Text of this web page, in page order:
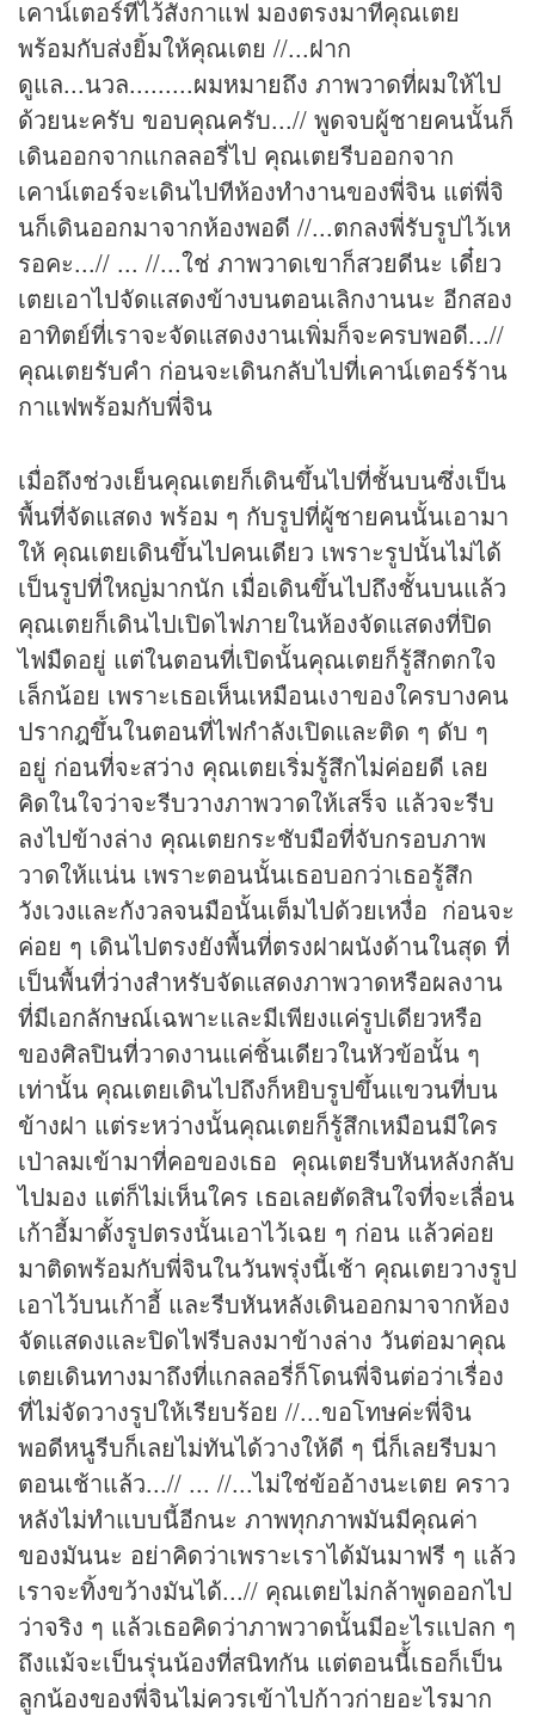
เคาน์เตอร์ที่ไว้สั่งกาแฟ มองตรงมาที่คุณเตย
พร้อมกับส่งยิ้มให้คุณเตย //...ฝาก
ดูแล...นวล.........ผมหมายถึง ภาพวาดที่ผมให้ไป
ด้วยนะครับ ขอบคุณครับ...// พูดจบผู้ชายคนนั้นก็
เดินออกจากแกลลอรี่ไป คุณเตยรีบออกจาก
เคาน์เตอร์จะเดินไปทีห้องทำงานของพี่จิน แต่พี่จิ
นก็เดินออกมาจากห้องพอดี //...ตกลงพี่รับรูปไว้เห
รอคะ...// ... //...ใช่ ภาพวาดเขาก็สวยดีนะ เดี๋ยว
เตยเอาไปจัดแสดงข้างบนตอนเลิกงานนะ อีกสอง
อาทิตย์ที่เราจะจัดแสดงงานเพิ่มก็จะครบพอดี...//
คุณเตยรับคำ ก่อนจะเดินกลับไปที่เคาน์เตอร์ร้าน
กาแฟพร้อมกับพี่จิน
เมื่อถึงช่วงเย็นคุณเตยก็เดินขึ้นไปที่ชั้นบนซึ่งเป็น
พื้นที่จัดแสดง พร้อม ๆ กับรูปที่ผู้ชายคนนั้นเอามา
ให้ คุณเตยเดินขึ้นไปคนเดียว เพราะรูปนั้นไม่ได้
เป็นรูปที่ใหญ่มากนัก เมื่อเดินขึ้นไปถึงชั้นบนแล้ว
คุณเตยก็เดินไปเปิดไฟภายในห้องจัดแสดงที่ปิด
ไฟมืดอยู่ แต่ในตอนที่เปิดนั้นคุณเตยก็รู้สึกตกใจ
เล็กน้อย เพราะเธอเห็นเหมือนเงาของใครบางคน
ปรากฎขึ้นในตอนที่ไฟกำลังเปิดและติด ๆ ดับ ๆ
อยู่ ก่อนที่จะสว่าง คุณเตยเริ่มรู้สึกไม่ค่อยดี เลย
คิดในใจว่าจะรีบวางภาพวาดให้เสร็จ แล้วจะรีบ
ลงไปข้างล่าง คุณเตยกระชับมือที่จับกรอบภาพ
วาดให้แน่น เพราะตอนนั้นเธอบอกว่าเธอรู้สึก
วังเวงและกังวลจนมือนั้นเต็มไปด้วยเหงื่อ ก่อนจะ
ค่อย ๆ เดินไปตรงยังพื้นที่ตรงฝาผนังด้านในสุด ที่
เป็นพื้นที่ว่างสำหรับจัดแสดงภาพวาดหรือผลงาน
ที่มีเอกลักษณ์เฉพาะและมีเพียงแค่รูปเดียวหรือ
ของศิลปินที่วาดงานแค่ชิ้นเดียวในหัวข้อนั้น ๆ
เท่านั้น คุณเตยเดินไปถึงก็หยิบรูปขึ้นแขวนที่บน
ข้างฝา แต่ระหว่างนั้นคุณเตยก็รู้สึกเหมือนมีใคร
เป่าลมเข้ามาที่คอของเธอ คุณเตยรีบหันหลังกลับ
ไปมอง แต่ก็ไม่เห็นใคร เธอเลยตัดสินใจที่จะเลื่อน
เก้าอี้มาตั้งรูปตรงนั้นเอาไว้เฉย ๆ ก่อน แล้วค่อย
มาติดพร้อมกับพี่จินในวันพรุ่งนี้เช้า คุณเตยวางรูป
เอาไว้บนเก้าอี้ และรีบหันหลังเดินออกมาจากห้อง
จัดแสดงและปิดไฟรีบลงมาข้างล่าง วันต่อมาคุณ
เตยเดินทางมาถึงที่แกลลอรี่ก็โดนพี่จินต่อว่าเรื่อง
ที่ไม่จัดวางรูปให้เรียบร้อย //...ขอโทษค่ะพี่จิน
พอดีหนูรีบก็เลยไม่ทันได้วางให้ดี ๆ นี่ก็เลยรีบมา
ตอนเช้าแล้ว...// ... //...ไม่ใช่ข้ออ้างนะเตย คราว
หลังไม่ทำแบบนี้อีกนะ ภาพทุกภาพมันมีคุณค่า
ของมันนะ อย่าคิดว่าเพราะเราได้มันมาฟรี ๆ แล้ว
เราจะทิ้งขว้างมันได้...// คุณเตยไม่กล้าพูดออกไป
ว่าจริง ๆ แล้วเธอคิดว่าภาพวาดนั้นมีอะไรแปลก ๆ
ถึงแม้จะเป็นรุ่นน้องที่สนิทกัน แต่ตอนนี้้เธอก็เป็น
ลูกน้องของพี่จินไม่ควรเข้าไปก้าวก่ายอะไรมาก